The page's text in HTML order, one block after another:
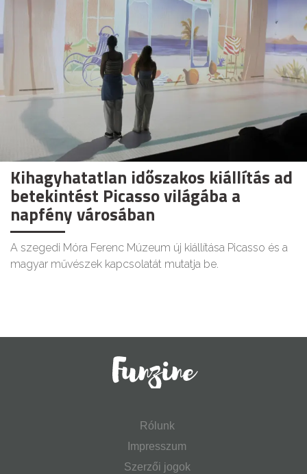
Kihagyhatatlan időszakos kiállítás ad
betekintést Picasso világába a
napfény városában
A szegedi Móra Ferenc Múzeum új kiállítása Picasso és a
magyar művészek kapcsolatát mutatja be.
Rólunk
Impresszum
Szerzői jogok